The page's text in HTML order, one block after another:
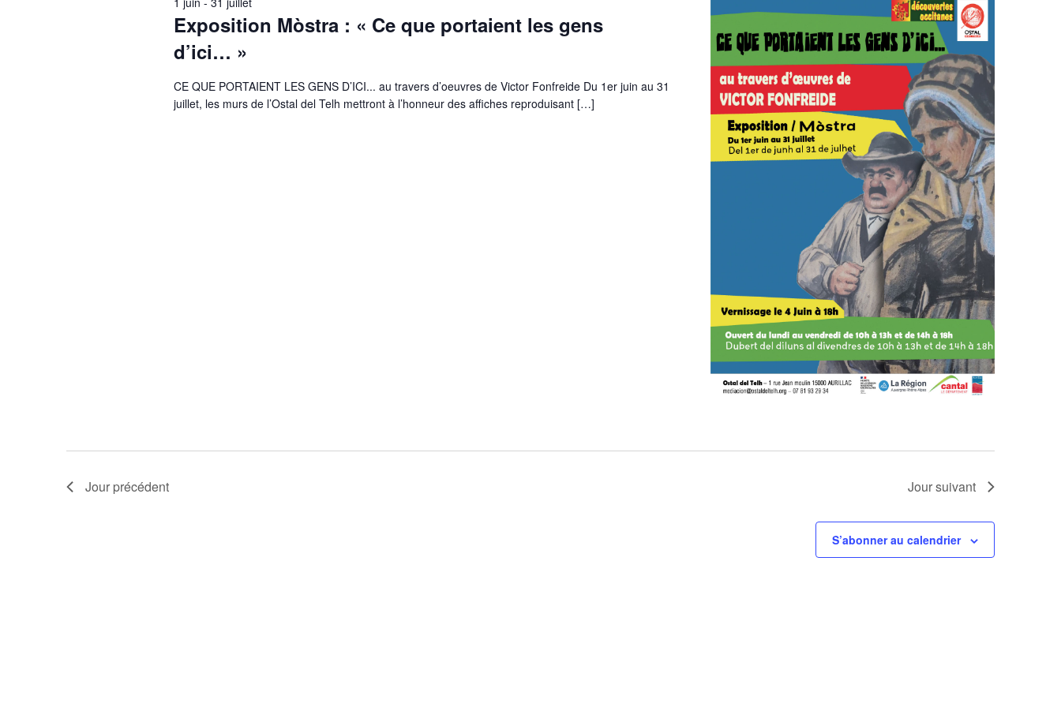
Exposition Mòstra : « Ce que portaient les gens
d’ici… »
CE QUE PORTAIENT LES GENS D’ICI... au travers d’oeuvres de Victor Fonfreide Du 1er juin au 31
juillet, les murs de l’Ostal del Telh mettront à l’honneur des affiches reproduisant […]
Jour précédent Jour suivant
S’abonner au calendrier